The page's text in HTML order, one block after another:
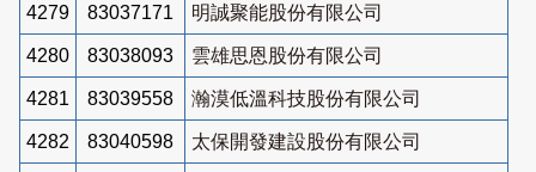
4279 83037171 明誠聚能股份有限公司
4280 83038093 雲雄思恩股份有限公司
4281 83039558 瀚漠低溫科技股份有限公司
4282 83040598 太保開發建設股份有限公司